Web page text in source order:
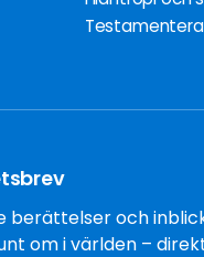
Testamentera
berättelser och
om i världen –